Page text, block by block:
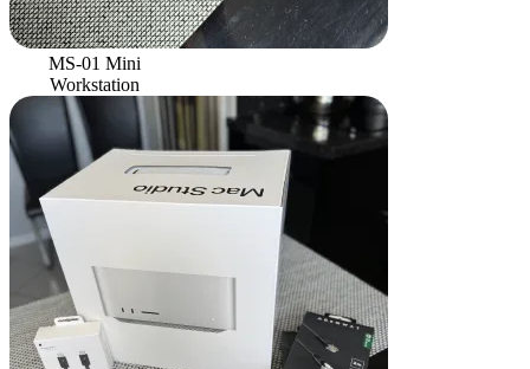
MS-01 Mini
Workstation